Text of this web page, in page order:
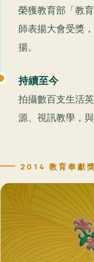
榮獲教育部「教
師表揚大會受獎
揚。
持續至今
拍攝數百支生活
源、視訊教學，
2014 教育奉獻獎